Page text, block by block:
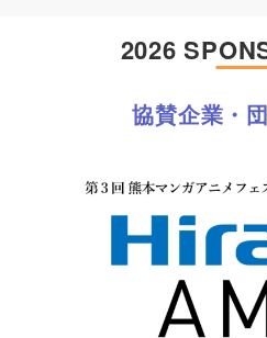
2026
協賛企業・